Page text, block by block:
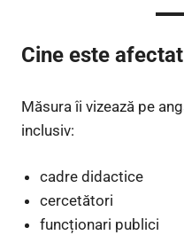
Cine este afectat
Măsura îi vizează pe
inclusiv:
cadre didactice
cercetători
funcționari publici